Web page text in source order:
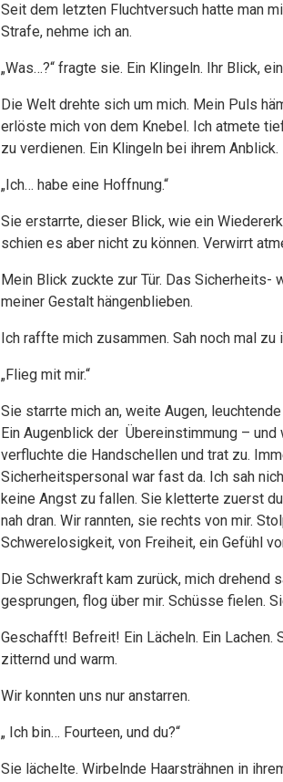
Seit dem letzten Fluchtversuch hatte man
Strafe, nehme ich an.
„Was…?“ fragte sie. Ein Klingeln. Ihr Blick,
Die Welt drehte sich um mich. Mein Puls
erlöste mich von dem Knebel. Ich atmete
zu verdienen. Ein Klingeln bei ihrem
„Ich… habe eine Hoffnung.“
Sie erstarrte, dieser Blick, wie ein
schien es aber nicht zu können. Verwirrt
Mein Blick zuckte zur Tür. Das Sicherheits-
meiner Gestalt hängenblieben.
Ich raffte mich zusammen. Sah noch mal zu
„Flieg mit mir.“
Sie starrte mich an, weite Augen,
Ein Augenblick der Übereinstimmung –
verfluchte die Handschellen und trat zu.
Sicherheitspersonal war fast da. Ich sah
keine Angst zu fallen. Sie kletterte zuerst
nah dran. Wir rannten, sie rechts von mir.
Schwerelosigkeit, von Freiheit, ein Gefühl
Die Schwerkraft kam zurück, mich drehend
gesprungen, flog über mir. Schüsse fielen.
Geschafft! Befreit! Ein Lächeln. Ein Lachen.
zitternd und warm.
Wir konnten uns nur anstarren.
„ Ich bin… Fourteen, und du?“
Sie lächelte. Wirbelnde Haarsträhnen in